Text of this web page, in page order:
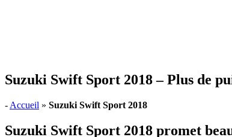
Suzuki Swift Sport 2018 – Plus de
- Accueil » Suzuki Swift Sport 2018
Suzuki Swift Sport 2018 promet